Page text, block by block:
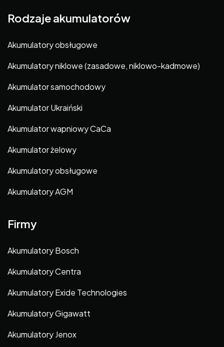
Rodzaje akumulatorów
Akumulatory obsługowe
Akumulatory niklowe (zasadowe, niklowo-kadmowe)
Akumulator samochodowy
Akumulator Ukraiński
Akumulator wapniowy CaCa
Akumulator żelowy
Akumulatory obsługowe
Akumulatory AGM
Firmy
Akumulatory Bosch
Akumulatory Centra
Akumulatory Exide Technologies
Akumulatory Gigawatt
Akumulatory Jenox